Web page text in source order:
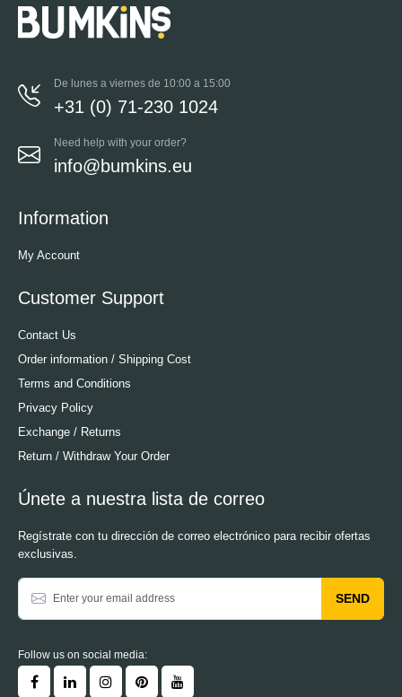
De lunes a viernes de 10:00 a 15:00
+31 (0) 71-230 1024
Need help with your order?
info@bumkins.eu
Information
My Account
Customer Support
Contact Us
Order information / Shipping Cost
Terms and Conditions
Privacy Policy
Exchange / Returns
Return / Withdraw Your Order
Únete a nuestra lista de correo
Regístrate con tu dirección de correo electrónico para recibir ofertas
exclusivas.
SEND
Follow us on social media: